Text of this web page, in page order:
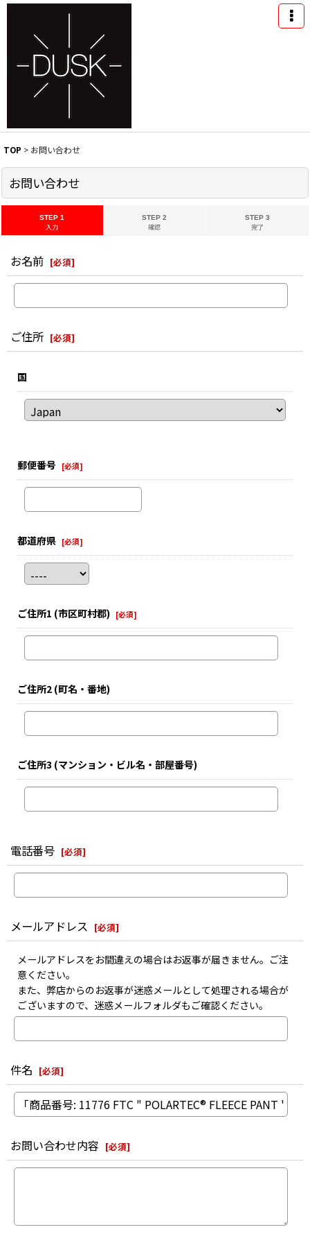
TOP > お問い合わせ
お問い合わせ
STEP 1
入力
STEP 2
確認
STEP 3
完了
お名前 [必須]
ご住所 [必須]
国
郵便番号 [必須]
都道府県 [必須]
ご住所1 (市区町村郡) [必須]
ご住所2 (町名・番地)
ご住所3 (マンション・ビル名・部屋番号)
電話番号 [必須]
メールアドレス [必須]
メールアドレスをお間違えの場合はお返事が届きません。ご注
意ください。
また、弊店からのお返事が迷惑メールとして処理される場合が
ございますので、迷惑メールフォルダもご確認ください。
件名 [必須]
お問い合わせ内容 [必須]